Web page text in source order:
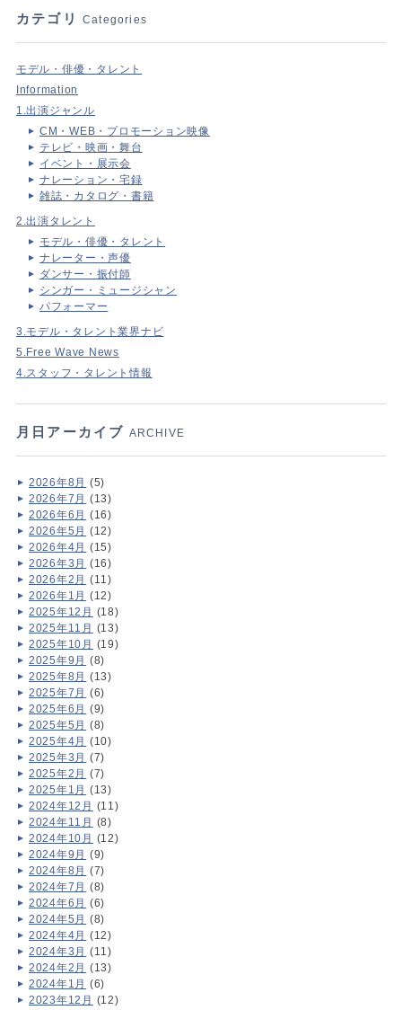
カテゴリ Categories
モデル・俳優・タレント
Information
1.出演ジャンル
CM・WEB・プロモーション映像
テレビ・映画・舞台
イベント・展示会
ナレーション・宅録
雑誌・カタログ・書籍
2.出演タレント
モデル・俳優・タレント
ナレーター・声優
ダンサー・振付師
シンガー・ミュージシャン
パフォーマー
3.モデル・タレント業界ナビ
5.Free Wave News
4.スタッフ・タレント情報
月日アーカイブ ARCHIVE
2026年8月 (5)
2026年7月 (13)
2026年6月 (16)
2026年5月 (12)
2026年4月 (15)
2026年3月 (16)
2026年2月 (11)
2026年1月 (12)
2025年12月 (18)
2025年11月 (13)
2025年10月 (19)
2025年9月 (8)
2025年8月 (13)
2025年7月 (6)
2025年6月 (9)
2025年5月 (8)
2025年4月 (10)
2025年3月 (7)
2025年2月 (7)
2025年1月 (13)
2024年12月 (11)
2024年11月 (8)
2024年10月 (12)
2024年9月 (9)
2024年8月 (7)
2024年7月 (8)
2024年6月 (6)
2024年5月 (8)
2024年4月 (12)
2024年3月 (11)
2024年2月 (13)
2024年1月 (6)
2023年12月 (12)